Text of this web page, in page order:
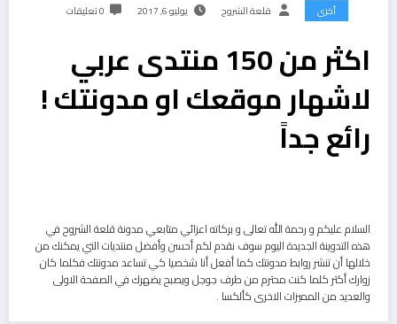
أخرى قلعة الشروح يوليو 6, 2017 0 تعليقات
اكثر من 150 منتدى عربي
لاشهار موقعك او مدونتك !
رائع جداً
السلام عليكم و رحمة الله تعالى و بركاته اعزائي متابعي مدونة قلعة الشروح في
هذه التدوينة الجديدة اليوم سوف نقدم لكم أحسن وأفضل منتديات التي يمكنك من
خلالها أن تنشر روابط مدونتك كما أفعل أنا شخصيا كي تساعد مدونتك فكلما كان
زوارك أكتر كلما كنت محترم من طرف جوجل ويصبح يضهرك في الصفحة الاولى
والعديد من المميزات الاخرى كألكسا .